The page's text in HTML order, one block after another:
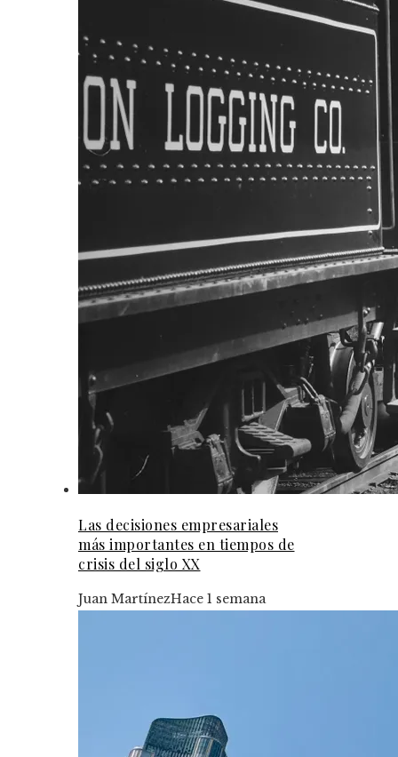
Las decisiones empresariales
más importantes en tiempos de
crisis del siglo XX
Juan MartínezHace 1 semana